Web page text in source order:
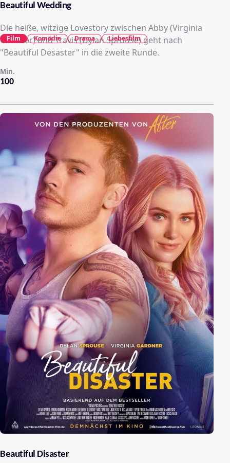
Beautiful Wedding
Die heiße, witzige Lovestory zwischen Abby (Virginia
Gardner) und Travis (Dylan Sprouse) geht nach
"Beautiful Desaster" in die zweite Runde.
100
Min.
Film Komödie Drama Liebesfilm
Beautiful Disaster